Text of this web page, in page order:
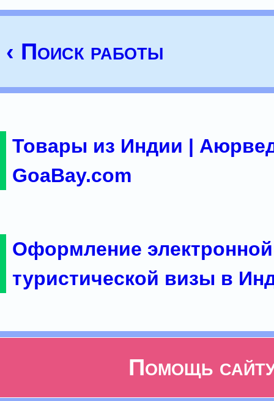
‹ Поиск работы
Товары из Индии |
GoaBay.com
Оформление электронной
туристической визы в
Помощь